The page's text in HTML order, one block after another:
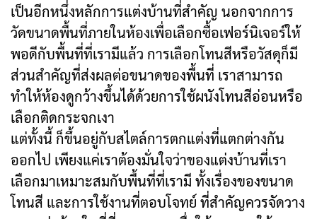
เป็นอีกหนึ่งหลักการแต่งบ้านที่สำคัญ นอกจากการ
วัดขนาดพื้นที่ภายในห้องเพื่อเลือกซื้อเฟอร์นิเจอร์ให้
พอดีกับพื้นที่ที่เรามีแล้ว การเลือกโทนสีหรือวัสดุก็มี
ส่วนสำคัญที่ส่งผลต่อขนาดของพื้นที่ เราสามารถ
ทำให้ห้องดูกว้างขึ้นได้ด้วยการใช้ผนังโทนสีอ่อนหรือ
เลือกติดกระจกเงา
แต่ทั้งนี้ ก็ขึ้นอยู่กับสไตล์การตกแต่งที่แตกต่างกัน
ออกไป เพียงแค่เราต้องมั่นใจว่าของแต่งบ้านที่เรา
เลือกมาเหมาะสมกับพื้นที่ที่เรามี ทั้งเรื่องของขนาด
โทนสี และการใช้งานที่ตอบโจทย์ ที่สำคัญควรจัดวาง